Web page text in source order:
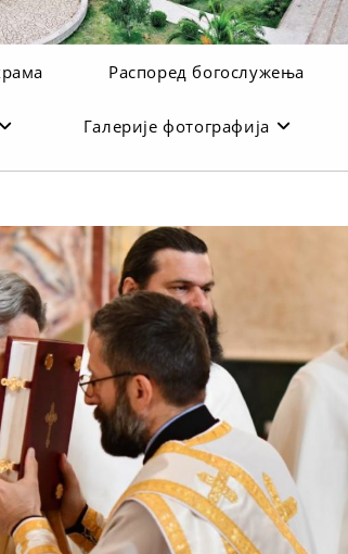
Распоред богослужења
Галерије фотографија